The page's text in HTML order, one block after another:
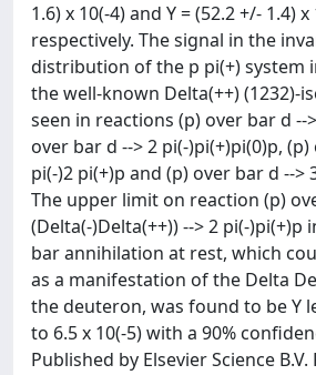
1.6) x 10(-4) and Y = (52.2 +/- 1.4) x
respectively. The signal in the
distribution of the p pi(+) system
the well-known Delta(++) (1232)-
seen in reactions (p) over bar d --
over bar d --> 2 pi(-)pi(+)pi(0)p,
pi(-)2 pi(+)p and (p) over bar d -->
The upper limit on reaction (p)
(Delta(-)Delta(++)) --> 2 pi(-)pi(+)p
bar annihilation at rest, which
as a manifestation of the Delta
the deuteron, was found to be Y
to 6.5 x 10(-5) with a 90%
Published by Elsevier Science B.V.